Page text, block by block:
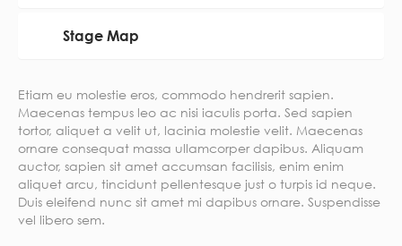
Stage Map
Etiam eu molestie eros, commodo hendrerit sapien.
Maecenas tempus leo ac nisi iaculis porta. Sed sapien
tortor, aliquet a velit ut, lacinia molestie velit. Maecenas
ornare consequat massa ullamcorper dapibus. Aliquam
auctor, sapien sit amet accumsan facilisis, enim enim
aliquet arcu, tincidunt pellentesque just o turpis id neque.
Duis eleifend nunc sit amet mi dapibus ornare. Suspendisse
vel libero sem.